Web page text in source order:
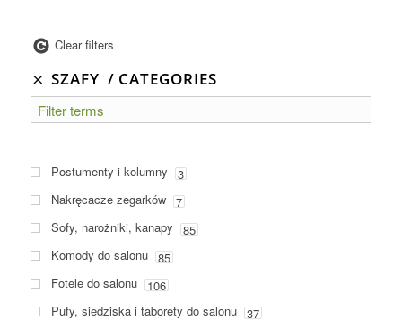
Clear filters
SZAFY CATEGORIES
Postumenty i kolumny
3
Nakręcacze zegarków 7
Sofy, narożniki, kanapy
85
Komody do salonu 85
Fotele do salonu 106
Pufy, siedziska i taborety do salonu 37